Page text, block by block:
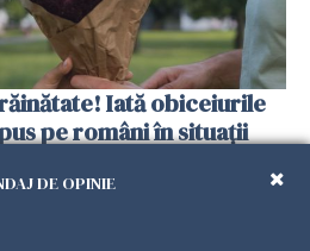
Iată obiceiurile
pe români în situații
DE OPINIE